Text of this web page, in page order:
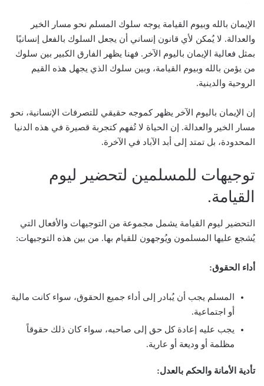
الإيمان بالله وبيوم القيامة يوجه سلوك المسلم نحو مسار الخير
والعدالة. لا يُمكن لأي قانون إنساني أن يجعل السلوك بالفعل إنسانيًا
بمثل فعالية الإيمان باليوم الآخر. فهنا يظهر الفارق الكبير بين سلوك
من يؤمن بالله وبيوم القيامة، وبين سلوك الذي يجهل هذه القيم
الروحية والدينية.
إن الإيمان باليوم الآخر يظهر كموجه حقيقي للتصرفات الإنسانية، نحو
مسار الخير والعدالة. إن الحياة لا تُفهم كتجربة قصيرة في هذه الدنيا
المحدودة، بل تمتد إلى أبد الآباد في الآخرة.
توجيهات للمسلمين لتحضير ليوم
القيامة.
التحضير ليوم القيامة يشمل مجموعة من التوجيهات والأفعال التي
يُشجع عليها المسلمون ويُوجهون للقيام بها. من بين هذه التوجيهات:
أداء الحقوق:
المسلم يجب أن يُبادر إلى أداء جميع الحقوق، سواء كانت مالية
أو اجتماعية.
يجب عليه إعادة كل حق إلى صاحبه، سواء كان ذلك حقوقاً
مظلمة أو وديعة أو عارية.
تأدية الأمانة والحكم بالعدل: